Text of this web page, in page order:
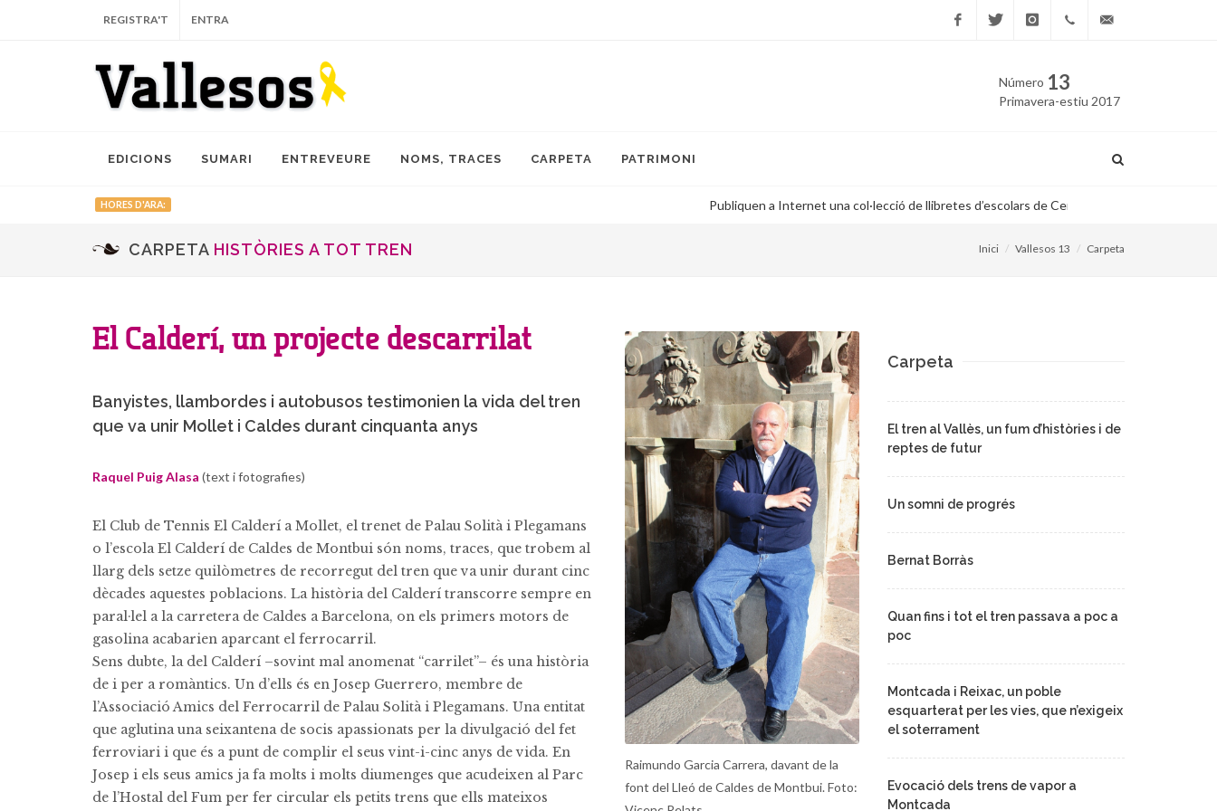
REGISTRA'T ENTRA
40 40
Número 13
Primavera-estiu 2017
EDICIONS SUMARI ENTREVEURE NOMS, TRACES CARPETA PATRIMONI
HORES D'ARA: Publiquen a Internet una col·lecció de llibretes d’escolars de Cerdanyola i Ripollet fetes durant la Guerra Civil...
CARPETA HISTÒRIES A TOT TREN Inici Vallesos 13 Carpeta
El Calderí, un projecte descarrilat
Banyistes, llambordes i autobusos testimonien la vida del tren
que va unir Mollet i Caldes durant cinquanta anys
Raquel Puig Alasa (text i fotografies)
El Club de Tennis El Calderí a Mollet, el trenet de Palau Solità i Plegamans
o l’escola El Calderí de Caldes de Montbui són noms, traces, que trobem al
llarg dels setze quilòmetres de recorregut del tren que va unir durant cinc
dècades aquestes poblacions. La història del Calderí transcorre sempre en
paral·lel a la carretera de Caldes a Barcelona, on els primers motors de
gasolina acabarien aparcant el ferrocarril.
Sens dubte, la del Calderí –sovint mal anomenat “carrilet”– és una història
de i per a romàntics. Un d’ells és en Josep Guerrero, membre de
l’Associació Amics del Ferrocarril de Palau Solità i Plegamans. Una entitat
que aglutina una seixantena de socis apassionats per la divulgació del fet
ferroviari i que és a punt de complir el seus vint-i-cinc anys de vida. En
Josep i els seus amics ja fa molts i molts diumenges que acudeixen al Parc
de l’Hostal del Fum per fer circular els petits trens que ells mateixos
Raimundo Garcia Carrera, davant de la
font del Lleó de Caldes de Montbui. Foto:
Carpeta
El tren al Vallès, un fum d’històries i de
reptes de futur
Un somni de progrés
Bernat Borràs
Quan fins i tot el tren passava a poc a
poc
Montcada i Reixac, un poble
esquarterat per les vies, que n’exigeix
el soterrament
Evocació dels trens de vapor a
Montcada